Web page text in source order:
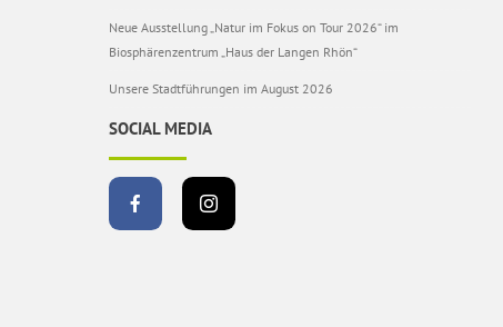
Neue Ausstellung „Natur im Fokus on Tour 2026“ im
Biosphärenzentrum „Haus der Langen Rhön“
Unsere Stadtführungen im August 2026
SOCIAL MEDIA